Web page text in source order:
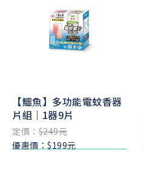
【鱷魚】多功能電蚊香器
片組｜1器9片
定價：$249元
優惠價：$199元